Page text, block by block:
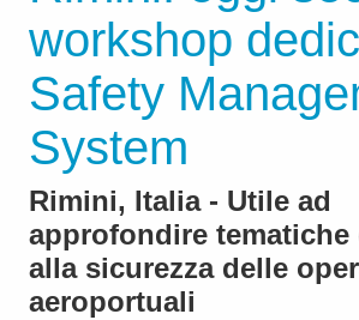
workshop
Safety
System
Rimini, Italia - Utile ad
approfondire tematiche
alla sicurezza delle
aeroportuali